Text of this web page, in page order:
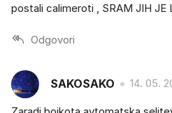
postali calimeroti , SRAM JIH JE
Odgovori
SAKOSAKO 14. 05.